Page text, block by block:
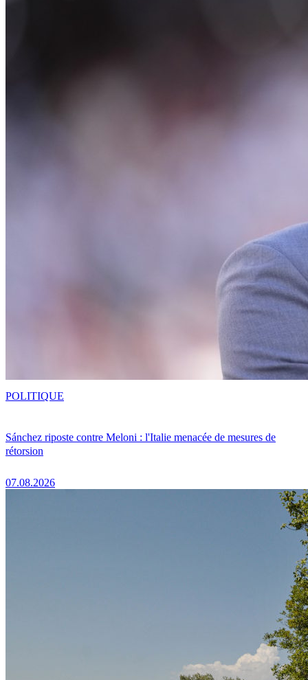
Sánchez riposte contre Meloni : l'Italie menacée de mesures de
rétorsion
07.08.2026
POLITIQUE